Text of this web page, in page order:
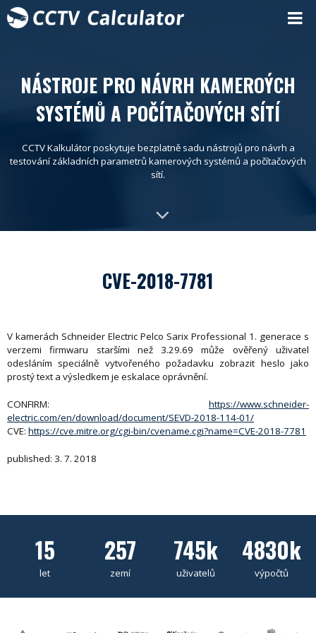
NÁSTROJE PRO NÁVRH KAMEROÝCH
SYSTÉMŮ A POČÍTAČOVÝCH SÍTÍ
CCTV Kalkulátor poskytuje bezplatně sadu nástrojů pro návrh a
testování základních parametrů kamerových systémů a počítačových
sítí.
CVE-2018-7781
V kamerách Schneider Electric Pelco Sarix Professional 1. generace s
verzemi firmwaru staršími než 3.29.69 může ověřený uživatel
odesláním speciálně vytvořeného požadavku zobrazit heslo jako
prostý text a výsledkem je eskalace oprávnění.
CONFIRM: https://www.schneider-
electric.com/en/download/document/SEVD-2018-114-01/
CVE: https://cve.mitre.org/cgi-bin/cvename.cgi?name=CVE-2018-7781
published: 3. 7. 2018
15
let
257
zemí
745k
uživatelů
4830k
výpočtů